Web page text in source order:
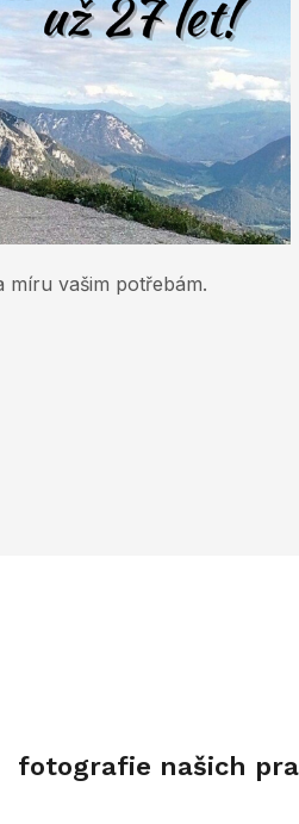
míru vašim potřebám.
fotografie našich